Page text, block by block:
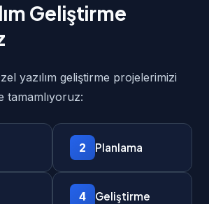
Geliştirme
yazılım geliştirme projelerimizi
tamamlıyoruz:
2 Planlama
4 Geliştirme